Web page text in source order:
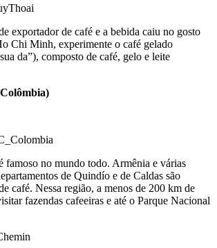
exportador de café e a bebida caiu no gosto
Chi Minh, experimente o café gelado
da”), composto de café, gelo e leite
famoso no mundo todo. Armênia e várias
de Quindío e de Caldas são
café. Nessa região, a menos de 200 km de
fazendas cafeeiras e até o Parque Nacional